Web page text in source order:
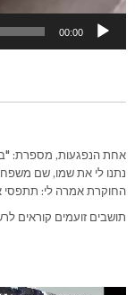
00:00
אחת הנפגעות, מספרת:
נתנו לי את שמו, שם
החוקרת אמרה לי: תתפסי
תושבים זועמים קוראים